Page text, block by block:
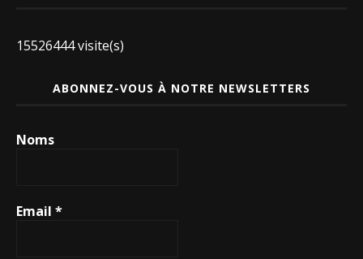
15526444 visite(s)
ABONNEZ-VOUS À NOTRE NEWSLETTERS
Noms
Email *